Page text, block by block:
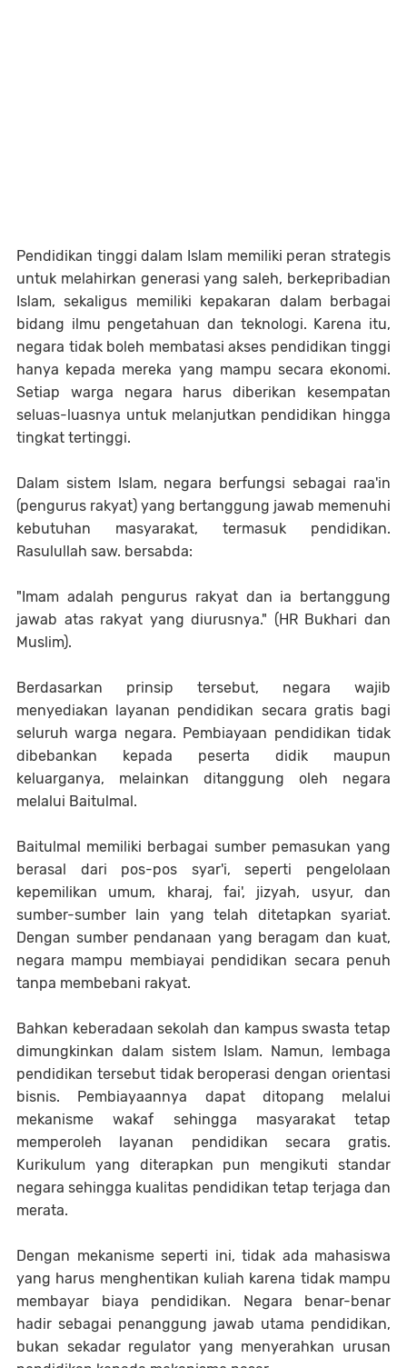
Pendidikan tinggi dalam Islam memiliki peran strategis
untuk melahirkan generasi yang saleh, berkepribadian
Islam, sekaligus memiliki kepakaran dalam berbagai
bidang ilmu pengetahuan dan teknologi. Karena itu,
negara tidak boleh membatasi akses pendidikan tinggi
hanya kepada mereka yang mampu secara ekonomi.
Setiap warga negara harus diberikan kesempatan
seluas-luasnya untuk melanjutkan pendidikan hingga
tingkat tertinggi.
Dalam sistem Islam, negara berfungsi sebagai raa'in
(pengurus rakyat) yang bertanggung jawab memenuhi
kebutuhan masyarakat, termasuk pendidikan.
Rasulullah saw. bersabda:
"Imam adalah pengurus rakyat dan ia bertanggung
jawab atas rakyat yang diurusnya." (HR Bukhari dan
Muslim).
Berdasarkan prinsip tersebut, negara wajib
menyediakan layanan pendidikan secara gratis bagi
seluruh warga negara. Pembiayaan pendidikan tidak
dibebankan kepada peserta didik maupun
keluarganya, melainkan ditanggung oleh negara
melalui Baitulmal.
Baitulmal memiliki berbagai sumber pemasukan yang
berasal dari pos-pos syar'i, seperti pengelolaan
kepemilikan umum, kharaj, fai', jizyah, usyur, dan
sumber-sumber lain yang telah ditetapkan syariat.
Dengan sumber pendanaan yang beragam dan kuat,
negara mampu membiayai pendidikan secara penuh
tanpa membebani rakyat.
Bahkan keberadaan sekolah dan kampus swasta tetap
dimungkinkan dalam sistem Islam. Namun, lembaga
pendidikan tersebut tidak beroperasi dengan orientasi
bisnis. Pembiayaannya dapat ditopang melalui
mekanisme wakaf sehingga masyarakat tetap
memperoleh layanan pendidikan secara gratis.
Kurikulum yang diterapkan pun mengikuti standar
negara sehingga kualitas pendidikan tetap terjaga dan
merata.
Dengan mekanisme seperti ini, tidak ada mahasiswa
yang harus menghentikan kuliah karena tidak mampu
membayar biaya pendidikan. Negara benar-benar
hadir sebagai penanggung jawab utama pendidikan,
bukan sekadar regulator yang menyerahkan urusan